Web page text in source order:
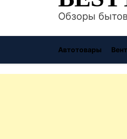
Обзоры
Автотовары